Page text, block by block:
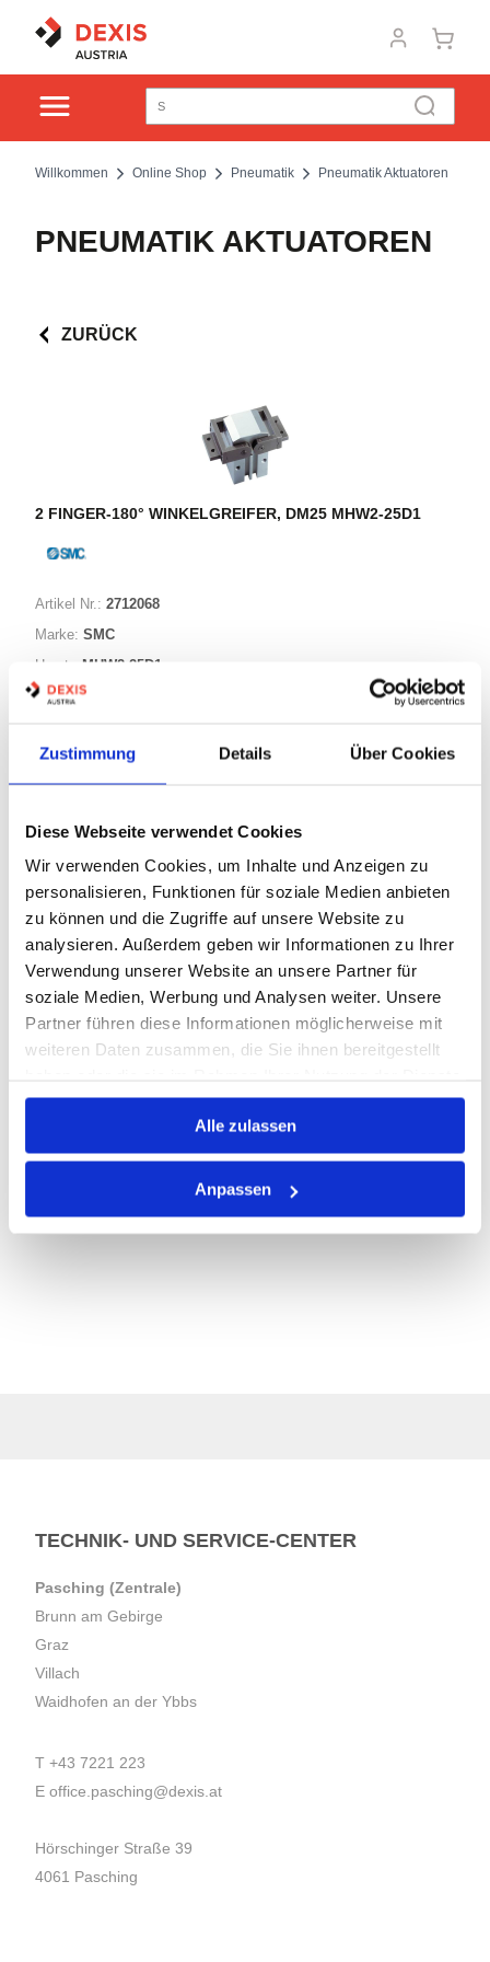
Zustimmung Details Über Cookies
Diese Webseite verwendet Cookies
Wir verwenden Cookies, um Inhalte und Anzeigen zu
personalisieren, Funktionen für soziale Medien anbieten
zu können und die Zugriffe auf unsere Website zu
analysieren. Außerdem geben wir Informationen zu Ihrer
Verwendung unserer Website an unsere Partner für
soziale Medien, Werbung und Analysen weiter. Unsere
Partner führen diese Informationen möglicherweise mit
weiteren Daten zusammen, die Sie ihnen bereitgestellt
gesammelt haben.
Alle zulassen
Anpassen
Willkommen Online Shop Pneumatik Pneumatik Aktuatoren
PNEUMATIK AKTUATOREN
ZURÜCK
2 FINGER-180° WINKELGREIFER, DM25 MHW2-25D1
Artikel Nr.: 2712068
Marke: SMC
Herst.:
MHW2-25D1
Bezeichnung:
Nicht auf Lager
Print
PRODUKTBESCHREIBUNG
ALLE SPEZIFIKATIONEN
VARIANTEN
TECHNIK- UND SERVICE-CENTER
Pasching (Zentrale)
Brunn am Gebirge
Graz
Villach
Waidhofen an der Ybbs
T +43 7221 223
E office.pasching@dexis.at
Hörschinger Straße 39
4061 Pasching